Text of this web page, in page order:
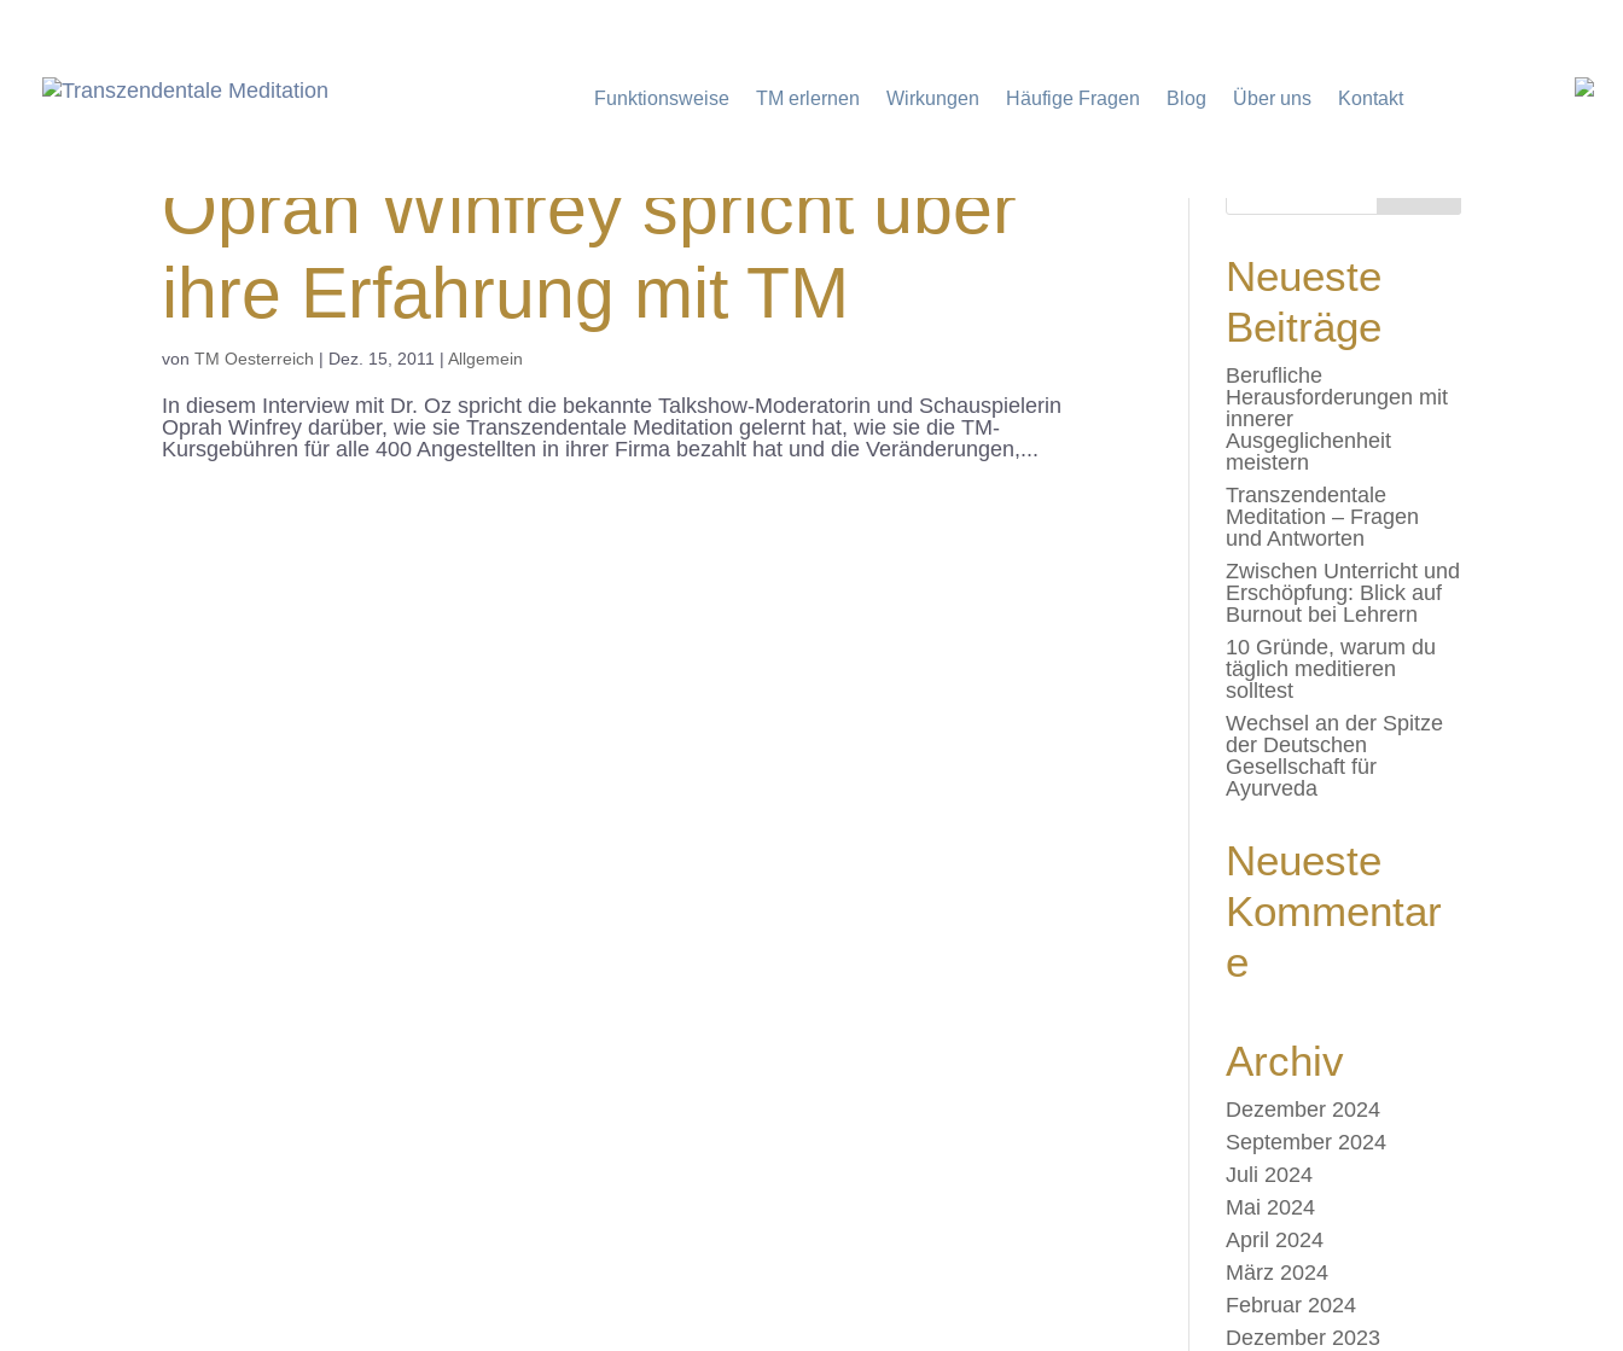
Funktionsweise TM erlernen Wirkungen Häufige Fragen Blog Über uns Kontakt
Oprah Winfrey spricht über
ihre Erfahrung mit TM
vonTM Oesterreich | Dez. 15, 2011 |Allgemein
In diesem Interview mit Dr. Oz spricht die bekannte Talkshow-Moderatorin und Schauspielerin
Oprah Winfrey darüber, wie sie Transzendentale Meditation gelernt hat, wie sie die TM-
Kursgebühren für alle 400 Angestellten in ihrer Firma bezahlt hat und die Veränderungen,...
Neueste
Beiträge
Berufliche
Herausforderungen mit
innerer
Ausgeglichenheit
meistern
Transzendentale
Meditation – Fragen
und Antworten
Zwischen Unterricht und
Erschöpfung: Blick auf
Burnout bei Lehrern
10 Gründe, warum du
täglich meditieren
solltest
Wechsel an der Spitze
der Deutschen
Gesellschaft für
Ayurveda
Neueste
Kommentar
e
Archiv
Dezember 2024
September 2024
Juli 2024
Mai 2024
April 2024
März 2024
Februar 2024
Dezember 2023